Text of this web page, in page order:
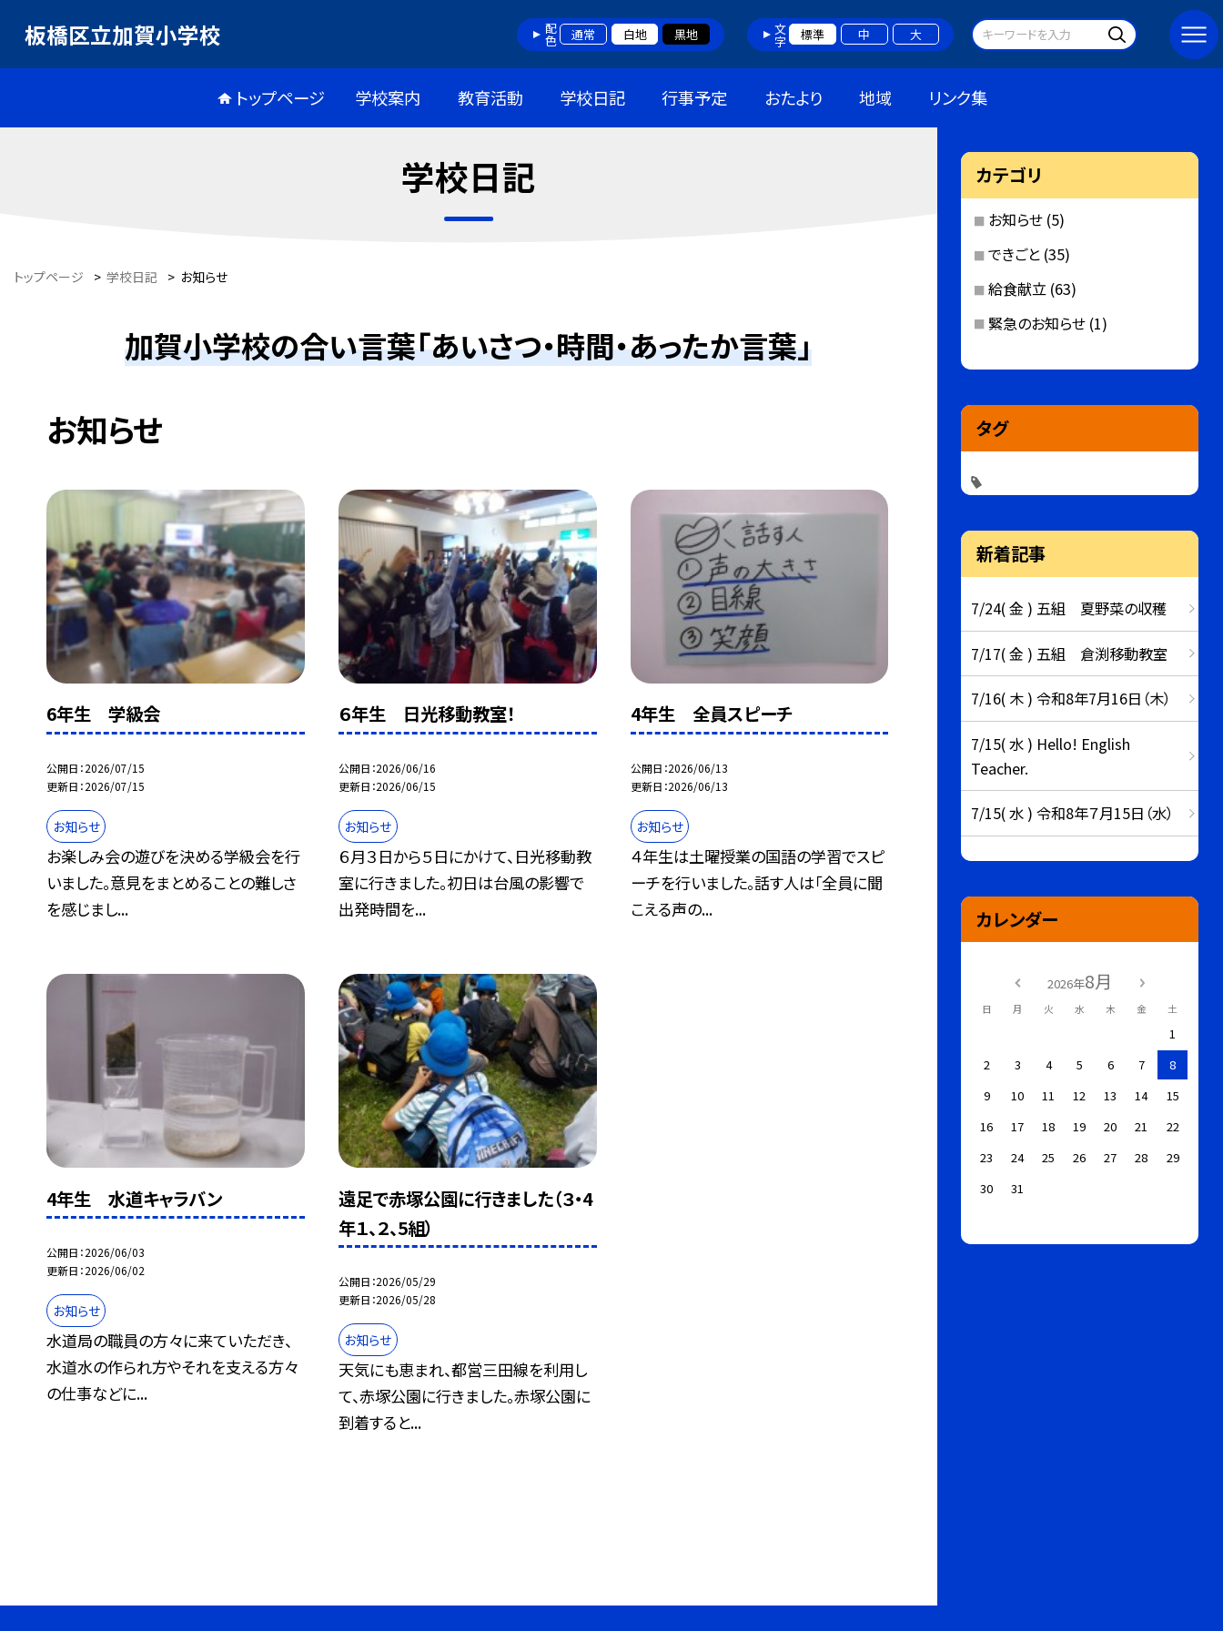
板橋区立加賀小学校 配色 通常 白地 黒地 文字 標準 中 大
トップページ 学校案内 教育活動 学校日記 行事予定 おたより 地域 リンク集
学校日記
トップページ > 学校日記 > お知らせ
加賀小学校の合い言葉「あいさつ・時間・あったか言葉」
お知らせ
6年生 学級会
公開日 2026/07/15
更新日 2026/07/15
お知らせ
お楽しみ会の遊びを決める学級会を行
いました。意見をまとめることの難しさ
を感じまし...
６年生 日光移動教室！
公開日 2026/06/16
更新日 2026/06/15
お知らせ
６月３日から５日にかけて、日光移動教
室に行きました。初日は台風の影響で
出発時間を...
4年生 全員スピーチ
公開日 2026/06/13
更新日 2026/06/13
お知らせ
４年生は土曜授業の国語の学習でスピ
ーチを行いました。話す人は「全員に聞
こえる声の...
4年生 水道キャラバン
公開日 2026/06/03
更新日 2026/06/02
お知らせ
水道局の職員の方々に来ていただき、
水道水の作られ方やそれを支える方々
の仕事などに...
遠足で赤塚公園に行きました（３・4
年１、２、5組）
公開日 2026/05/29
更新日 2026/05/28
お知らせ
天気にも恵まれ、都営三田線を利用し
て、赤塚公園に行きました。赤塚公園に
到着すると...
カテゴリ
お知らせ (5)
できごと (35)
給食献立 (63)
緊急のお知らせ (1)
タグ
新着記事
7/24( 金 ) 五組 夏野菜の収穫
7/17( 金 ) 五組 倉渕移動教室
7/16( 木 ) 令和8年7月16日（木）
7/15( 水 ) Hello! English
Teacher.
7/15( 水 ) 令和8年７月15日（水）
カレンダー
2026年8月
日 月 火 水 木 金 土
1
2
3 4 5 6 7
8
9
10 11 12 13 14
15
16
17 18 19 20 21
22
23
24 25 26 27 28
29
30
31